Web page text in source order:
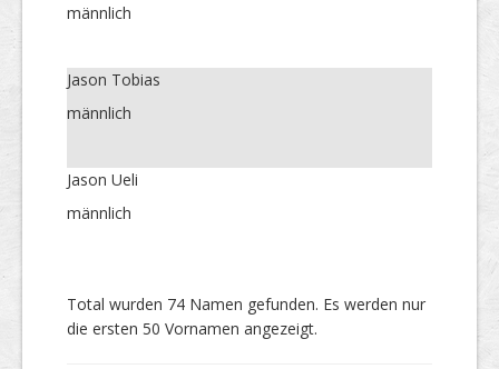
männlich
Jason Tobias
männlich
Jason Ueli
männlich
Total wurden 74 Namen gefunden. Es werden nur
die ersten 50 Vornamen angezeigt.